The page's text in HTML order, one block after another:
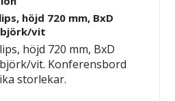
höjd 720 mm, BxD
björk/vit
höjd 720 mm, BxD
björk/vit. Konferensbord
storlekar.